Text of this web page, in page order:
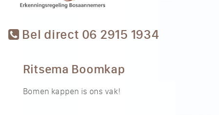
Bel direct 06 2915 1934
Ritsema Boomkap
Bomen kappen is ons vak!